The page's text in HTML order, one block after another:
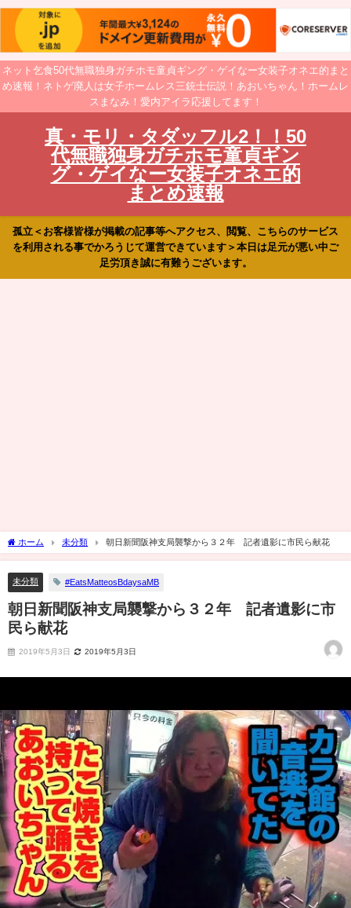
ネット乞食50代無職独身ガチホモ童貞ギング・ゲイなー女装子オネエ的まと
め速報！ネトゲ廃人は女子ホームレス三銃士伝説！あおいちゃん！ホームレ
スまなみ！愛内アイラ応援してます！
真・モリ・タダッフル2！！50
代無職独身ガチホモ童貞ギン
グ・ゲイなー女装子オネエ的
まとめ速報
孤立＜お客様皆様が掲載の記事等へアクセス、閲覧、こちらのサービス
を利用される事でかろうじて運営できています＞本日は足元が悪い中ご
足労頂き誠に有難うございます。
ホーム 未分類 朝日新聞阪神支局襲撃から３２年 記者遺影に市民ら献花
未分類 #EatsMatteosBdaysaMB
朝日新聞阪神支局襲撃から３２年 記者遺影に市
民ら献花
2019年5月3日 2019年5月3日